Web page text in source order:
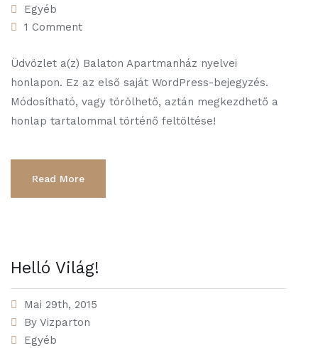
Egyéb
1 Comment
Üdvözlet a(z) Balaton Apartmanház nyelvei
honlapon. Ez az első saját WordPress-bejegyzés.
Módosítható, vagy törölhető, aztán megkezdhető a
honlap tartalommal történő feltöltése!
Read More
Helló Világ!
Mai 29th, 2015
By Vizparton
Egyéb